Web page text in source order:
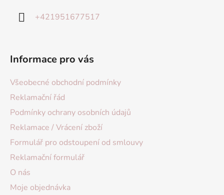
+421951677517
Informace pro vás
Všeobecné obchodní podmínky
Reklamační řád
Podmínky ochrany osobních údajů
Reklamace / Vrácení zboží
Formulář pro odstoupení od smlouvy
Reklamační formulář
O nás
Moje objednávka